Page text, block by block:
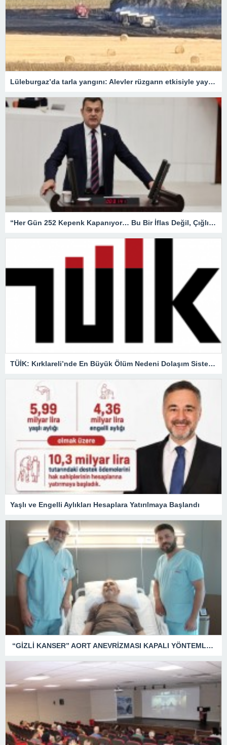
Lüleburgaz’da tarla yangını: Alevler rüzgarın etkisiyle yayıldı
“Her Gün 252 Kepenk Kapanıyor… Bu Bir İflas Değil, Çığlıktır!”
TÜİK: Kırklareli’nde En Büyük Ölüm Nedeni Dolaşım Sistemi Hastalıkları
Yaşlı ve Engelli Aylıkları Hesaplara Yatırılmaya Başlandı
“GİZLİ KANSER” AORT ANEVRİZMASI KAPALI YÖNTEMLE TEDAVİ EDİLDİ